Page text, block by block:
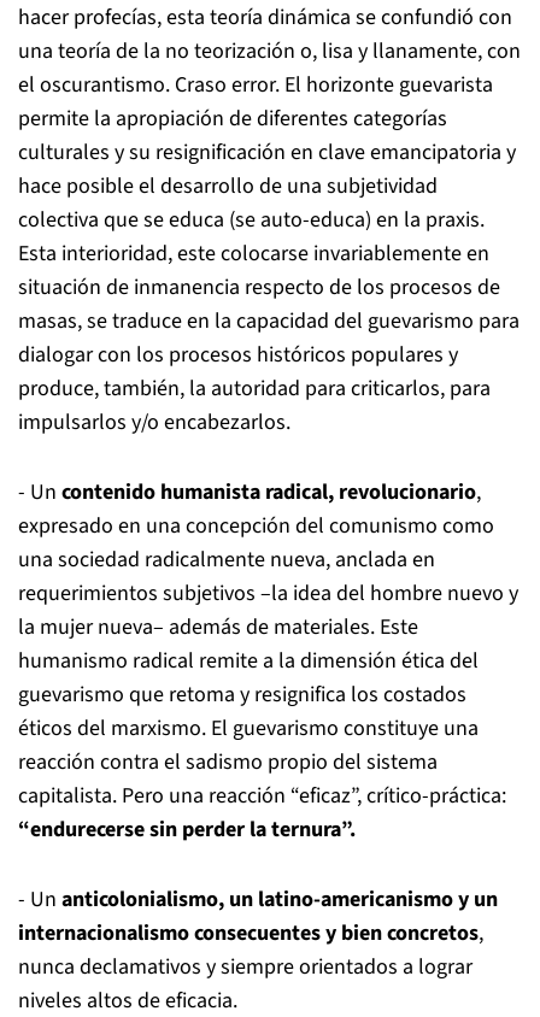
hacer profecías, esta teoría dinámica se confundió con
una teoría de la no teorización o, lisa y llanamente, con
el oscurantismo. Craso error. El horizonte guevarista
permite la apropiación de diferentes categorías
culturales y su resignificación en clave emancipatoria y
hace posible el desarrollo de una subjetividad
colectiva que se educa (se auto-educa) en la praxis.
Esta interioridad, este colocarse invariablemente en
situación de inmanencia respecto de los procesos de
masas, se traduce en la capacidad del guevarismo para
dialogar con los procesos históricos populares y
produce, también, la autoridad para criticarlos, para
impulsarlos y/o encabezarlos.
- Un contenido humanista radical, revolucionario,
expresado en una concepción del comunismo como
una sociedad radicalmente nueva, anclada en
requerimientos subjetivos –la idea del hombre nuevo y
la mujer nueva– además de materiales. Este
humanismo radical remite a la dimensión ética del
guevarismo que retoma y resignifica los costados
éticos del marxismo. El guevarismo constituye una
reacción contra el sadismo propio del sistema
capitalista. Pero una reacción “eficaz”, crítico-práctica:
“endurecerse sin perder la ternura”.
- Un anticolonialismo, un latino-americanismo y un
internacionalismo consecuentes y bien concretos,
nunca declamativos y siempre orientados a lograr
niveles altos de eficacia.